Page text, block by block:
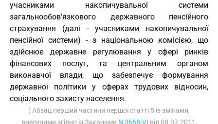
учасниками накопичувальної системи
загальнообов'язкового державного пенсійного
страхування (далі - учасниками накопичувальної
пенсійної системи) - з національною комісією, що
здійснює державне регулювання у сфері ринків
фінансових послуг, та центральним органом
виконавчої влади, що забезпечує формування
державної політики у сферах трудових відносин,
соціального захисту населення.
( Абзац перший частини першої статті 5 із змінами,
внесеними згідно із Законами N 3668-VI від 08.07.2011,